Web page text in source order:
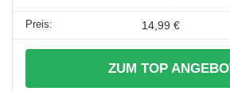
14,99 €
ZUM TOP